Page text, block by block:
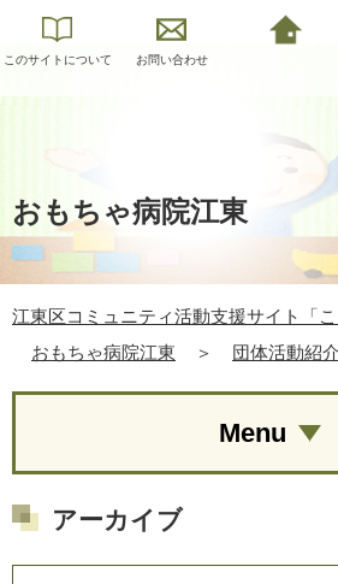
このサイトについて お問い合わせ
おもちゃ病院江東
江東区コミュニティ活動支援サイト「こ
おもちゃ病院江東
＞ 団体活動紹介
Menu
アーカイブ